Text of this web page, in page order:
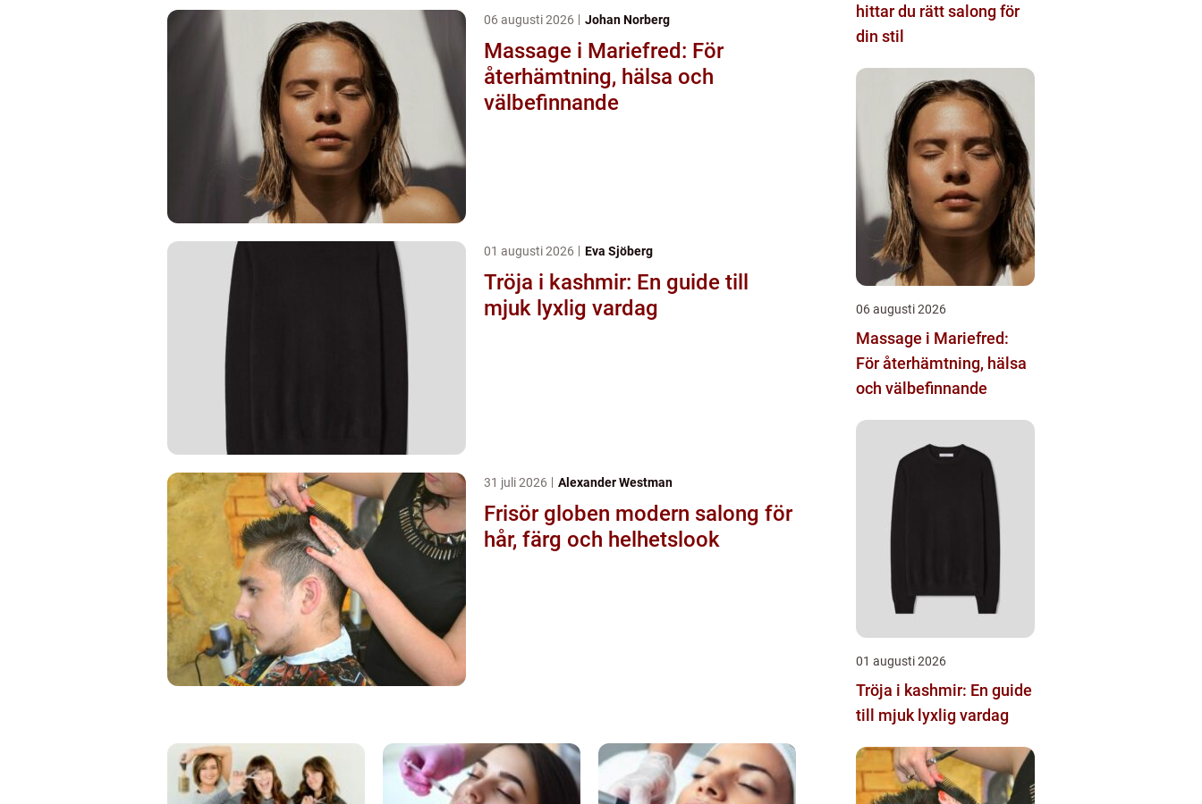
06 augusti 2026 Johan Norberg
Massage i Mariefred: För
återhämtning, hälsa och
välbefinnande
01 augusti 2026 Eva Sjöberg
Tröja i kashmir: En guide till
mjuk lyxlig vardag
31 juli 2026 Alexander Westman
Frisör globen modern salong för
hår, färg och helhetslook
hittar du rätt salong för
din stil
06 augusti 2026
Massage i Mariefred:
För återhämtning, hälsa
och välbefinnande
01 augusti 2026
Tröja i kashmir: En guide
till mjuk lyxlig vardag